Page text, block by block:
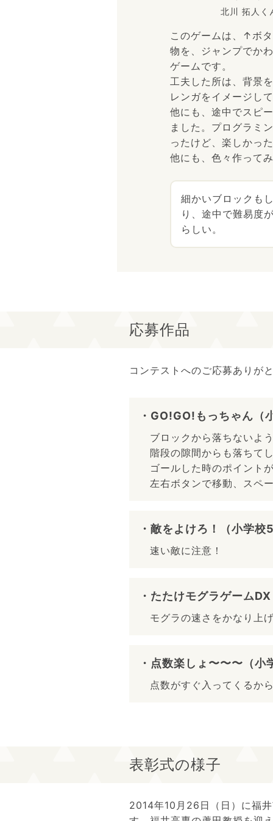
北川 拓人く
このゲームは、↑ボ
物を、ジャンプでか
ゲームです。
工夫した所は、背景
レンガをイメージし
他にも、途中でスピ
ました。プログラミ
ったけど、楽しかっ
他にも、色々作って
細かいブロックも
り、途中で難易度
らしい。
応募作品
コンテストへのご応募ありが
・GO!GO!もっちゃん（
ブロックから落ちないよ
階段の隙間からも落ちて
ゴールした時のポイント
左右ボタンで移動、スペ
・敵をよけろ！（小学校
速い敵に注意！
・たたけモグラゲーム
モグラの速さをかなり上
・点数楽しょ〜〜〜（小
点数がすぐ入ってくるか
表彰式の様子
2014年10月26日（日）に福